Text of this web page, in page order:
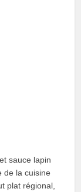
sauce lapin
de la cuisine
plat régional,